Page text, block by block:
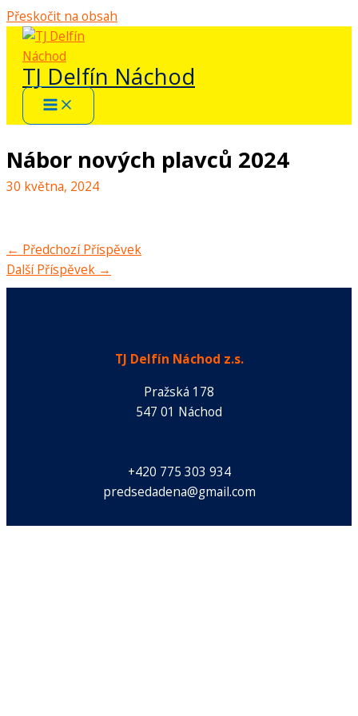
Přeskočit na obsah
TJ Delfín Náchod
Nábor nových plavců 2024
30 května, 2024
← Předchozí Příspěvek
Další Příspěvek →
TJ Delfín Náchod z.s.
Pražská 178
547 01 Náchod
+420 775 303 934
predsedadena@gmail.com